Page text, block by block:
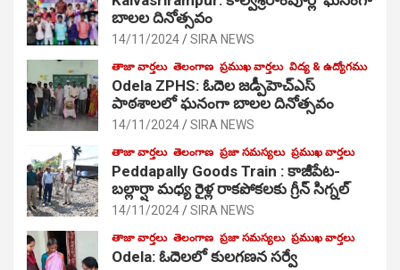
బాలల దినోత్సవం
14/11/2024 SIRA NEWS
తాజా వార్తలు తెలంగాణ ప్రముఖ వార్తలు విద్య & ఉద్యోగము
Odela ZPHS: ఓదెల జ‌డ్పీహెచ్ఎస్
పాఠ‌శాల‌లో ఘనంగా బాలల దినోత్సవం
14/11/2024 SIRA NEWS
తాజా వార్తలు తెలంగాణ ప్రజా సమస్యలు ప్రముఖ వార్తలు
Peddapally Goods Train : కాజీపేట-
బల్లార్షా మధ్య రైళ్ల రాకపోకలకు గ్రీన్ సిగ్నల్
14/11/2024 SIRA NEWS
తాజా వార్తలు తెలంగాణ ప్రజా సమస్యలు ప్రముఖ వార్తలు
Odela: ఓదెలలో కులగణన సర్వే